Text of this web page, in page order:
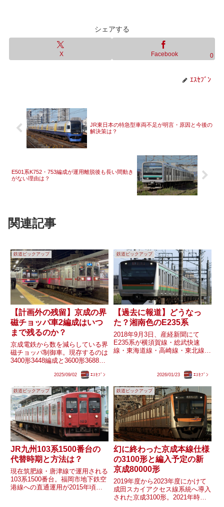
シェアする
X Facebook 0
ｴｽｾﾌﾞﾝ
JR東日本の特急型車両不足が明言・原因と今後の
解決策は？
E501系K752・753編成が運用離脱後も長い間動き
がない理由は？
関連記事
鉄道ピックアップ
【計画外の残留】京成の界
磁チョッパ車2編成はいつ
まで残るのか？
京成電鉄から数を減らしている界
磁チョッパ制御車。現存するのは
3400形3448編成と3600形3688編
んな2編成ですが、前者は北総
7800形7818編成が脱線事故を起
こし3700形3748編成として6両が
京成...
2025/09/02 ｴｽｾﾌﾞﾝ
鉄道ピックアップ
【過去に報道】どうなっ
た？湘南色のE235系
2018年9月3日、産経新聞にて
E235系が横須賀線・総武快速
線・東海道線・高崎線・東北線
速線に関しては報道の翌日にJR
され、実際に2020〜202...
2026/01/23 ｴｽｾﾌﾞﾝ
鉄道ピックアップ
JR九州103系1500番台の
代替時期と方法は？
現在筑肥線・唐津線で運用される
103系1500番台。福岡市地下鉄空
港線への直通運用が2015年頃に
鉄道ピックアップ
幻に終わった京成本線仕様
の3100形と編入予定の新
京成80000形
2019年度から2023年度にかけて
成田スカイアクセス線系統へ導入
された京成3100形。2021年時点